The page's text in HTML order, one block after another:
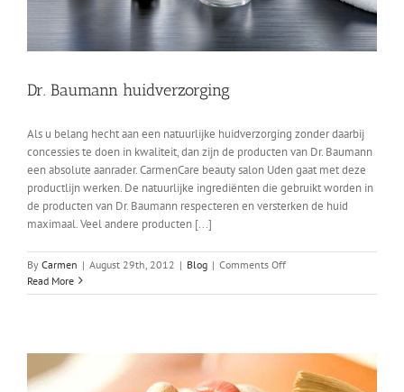
Dr. Baumann huidverzorging
Als u belang hecht aan een natuurlijke huidverzorging zonder daarbij
concessies te doen in kwaliteit, dan zijn de producten van Dr. Baumann
een absolute aanrader. CarmenCare beauty salon Uden gaat met deze
productlijn werken. De natuurlijke ingrediënten die gebruikt worden in
de producten van Dr. Baumann respecteren en versterken de huid
maximaal. Veel andere producten [...]
By Carmen | August 29th, 2012 | Blog | Comments Offon
Baumann
Read More